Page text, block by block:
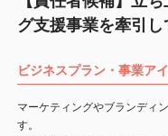
グ支援事業を牽引
ビジネスプラン・事業ア
マーケティングやブランディ
す。